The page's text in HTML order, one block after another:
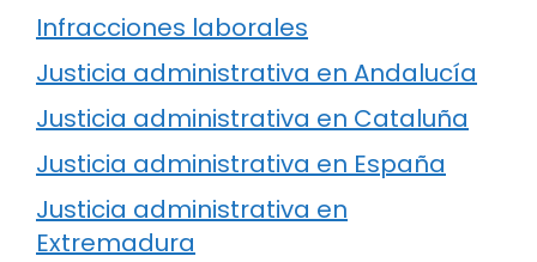
Infracciones laborales
Justicia administrativa en Andalucía
Justicia administrativa en Cataluña
Justicia administrativa en España
Justicia administrativa en
Extremadura